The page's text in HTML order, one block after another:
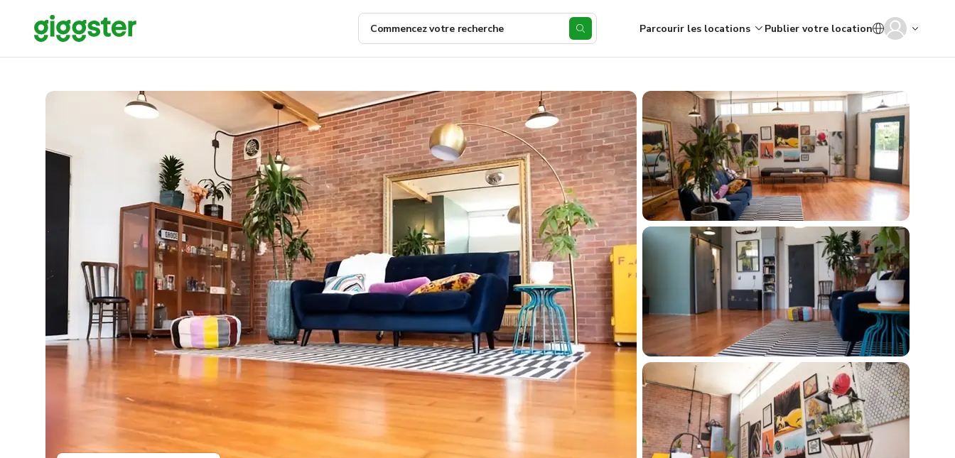
Commencez votre recherche Parcourir les locations Publier votre location